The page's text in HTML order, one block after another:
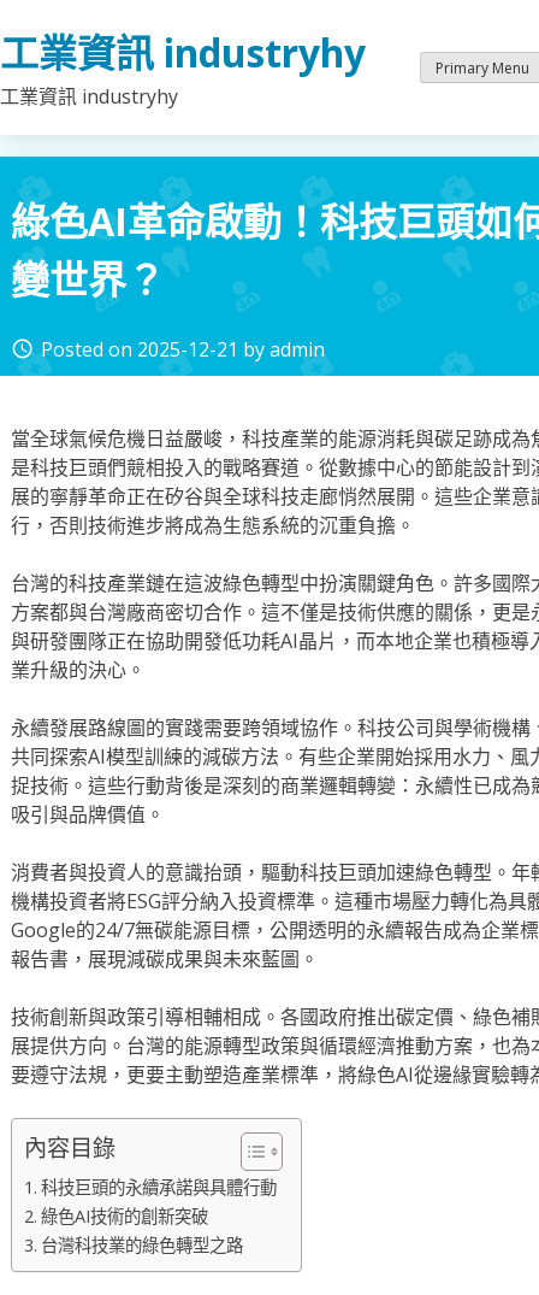
to
content
工業資訊 industryhy
工業資訊 industryhy
Primary Menu
綠色AI革命啟動！科技巨頭如
變世界？
access_time Posted on 2025-12-21 byadmin
當全球氣候危機日益嚴峻，科技產業的能源消耗與碳足跡成
是科技巨頭們競相投入的戰略賽道。從數據中心的節能設計
展的寧靜革命正在矽谷與全球科技走廊悄然展開。這些企業
行，否則技術進步將成為生態系統的沉重負擔。
台灣的科技產業鏈在這波綠色轉型中扮演關鍵角色。許多國
方案都與台灣廠商密切合作。這不僅是技術供應的關係，更
與研發團隊正在協助開發低功耗AI晶片，而本地企業也積極
業升級的決心。
永續發展路線圖的實踐需要跨領域協作。科技公司與學術機
共同探索AI模型訓練的減碳方法。有些企業開始採用水力、
捉技術。這些行動背後是深刻的商業邏輯轉變：永續性已成
吸引與品牌價值。
消費者與投資人的意識抬頭，驅動科技巨頭加速綠色轉型。
機構投資者將ESG評分納入投資標準。這種市場壓力轉化為
Google的24/7無碳能源目標，公開透明的永續報告成為企業
報告書，展現減碳成果與未來藍圖。
技術創新與政策引導相輔相成。各國政府推出碳定價、綠色
展提供方向。台灣的能源轉型政策與循環經濟推動方案，也
要遵守法規，更要主動塑造產業標準，將綠色AI從邊緣實驗轉
內容目錄
科技巨頭的永續承諾與具體行動
綠色AI技術的創新突破
台灣科技業的綠色轉型之路